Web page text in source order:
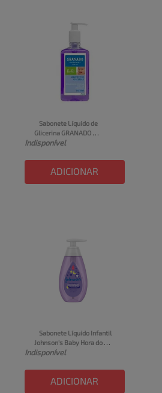
Sabonete Líquido de
Glicerina GRANADO
Lavanda Bebê Frasco
Indisponível
ADICIONAR
Sabonete Líquido Infantil
Johnson's Baby Hora do
Sono Embalagem 400ml
Indisponível
ADICIONAR